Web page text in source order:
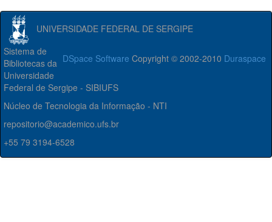
UNIVERSIDADE FEDERAL DE SERGIPE
DSpace Software Copyright © 2002-2010 Duraspace
Sistema de
Bibliotecas da
Universidade
Federal de Sergipe - SIBIUFS
Núcleo de Tecnologia da Informação - NTI
repositorio@academico.ufs.br
+55 79 3194-6528